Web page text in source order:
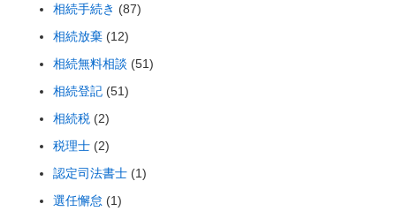
相続手続き (87)
相続放棄 (12)
相続無料相談 (51)
相続登記 (51)
相続税 (2)
税理士 (2)
認定司法書士 (1)
選任懈怠 (1)